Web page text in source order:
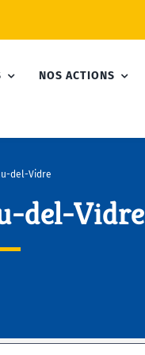
NOS ACTIONS
del-Vidre
del-Vidre